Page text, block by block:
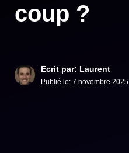
coup ?
Ecrit par: Laurent
Publié le: 7 novembre 2025